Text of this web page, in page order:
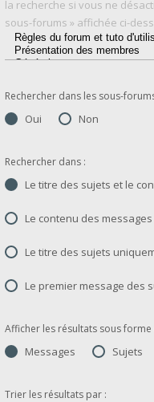
la recherche si vous ne
sous-forums » affichée ci-
Rechercher dans les sous-
Oui Non
Rechercher dans :
Le titre des sujets et le
Le contenu des
Le titre des sujets
Le premier message des
Afficher les résultats sous forme
Messages Sujets
Trier les résultats par :